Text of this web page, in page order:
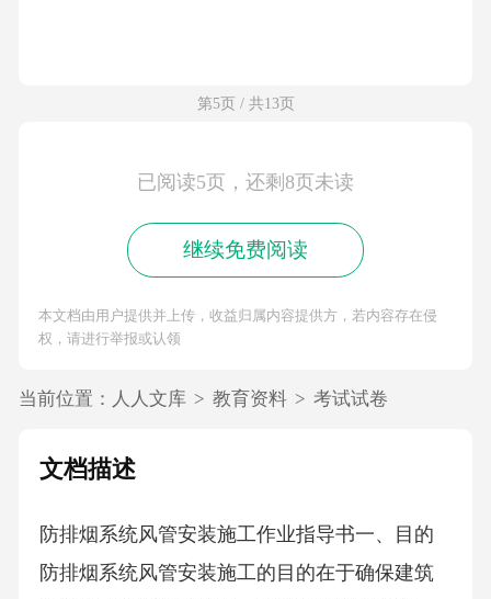
第5页 / 共13页
已阅读5页，还剩8页未读
继续免费阅读
本文档由用户提供并上传，收益归属内容提供方，若内容存在侵
权，请进行举报或认领
当前位置： 人人文库 > 教育资料 > 考试试卷
文档描述
防排烟系统风管安装施工作业指导书一、目的
防排烟系统风管安装施工的目的在于确保建筑